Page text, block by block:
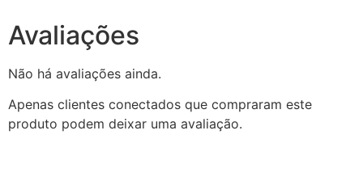
Avaliações
Não há avaliações ainda.
Apenas clientes conectados que compraram este
produto podem deixar uma avaliação.